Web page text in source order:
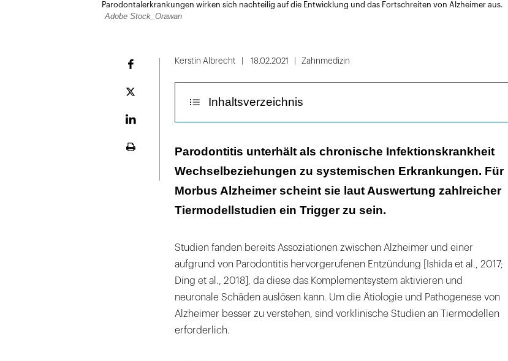
öffnen
Parodontalerkrankungen wirken sich nachteilig auf die Entwicklung und das Fortschreiten von Alzheimer aus.
Adobe Stock_Orawan
Plattform
Kerstin Albrecht 18.02.2021 Zahnmedizin
Inhaltsverzeichnis
Die Studie
Fazit
Parodontitis unterhält als chronische Infektionskrankheit
Wechselbeziehungen zu systemischen Erkrankungen. Für
Morbus Alzheimer scheint sie laut Auswertung zahlreicher
Tiermodellstudien ein Trigger zu sein.
Studien fanden bereits Assoziationen zwischen Alzheimer und einer
aufgrund von Parodontitis hervorgerufenen Entzündung [Ishida et al., 2017;
Ding et al., 2018], da diese das Komplementsystem aktivieren und
neuronale Schäden auslösen kann. Um die Ätiologie und Pathogenese von
Alzheimer besser zu verstehen, sind vorklinische Studien an Tiermodellen
erforderlich.